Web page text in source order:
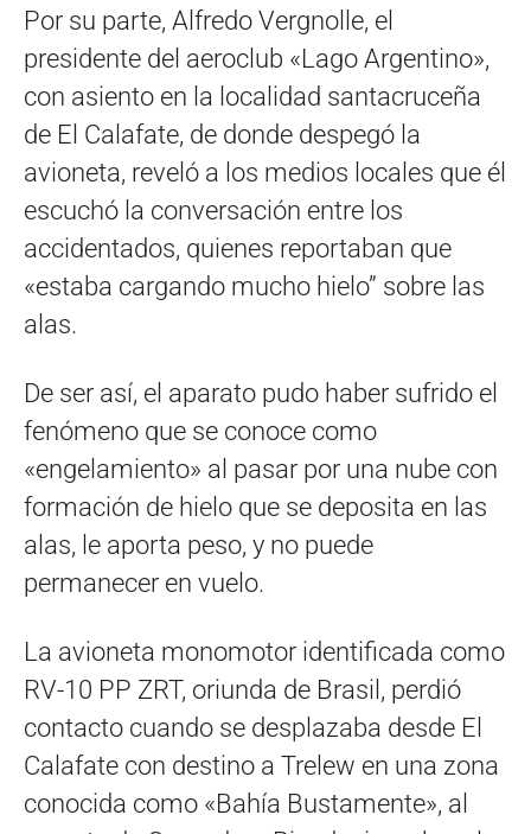
Por su parte, Alfredo Vergnolle, el
presidente del aeroclub «Lago Argentino»,
con asiento en la localidad santacruceña
de El Calafate, de donde despegó la
avioneta, reveló a los medios locales que él
escuchó la conversación entre los
accidentados, quienes reportaban que
«estaba cargando mucho hielo” sobre las
alas.
De ser así, el aparato pudo haber sufrido el
fenómeno que se conoce como
«engelamiento» al pasar por una nube con
formación de hielo que se deposita en las
alas, le aporta peso, y no puede
permanecer en vuelo.
La avioneta monomotor identificada como
RV-10 PP ZRT, oriunda de Brasil, perdió
contacto cuando se desplazaba desde El
Calafate con destino a Trelew en una zona
conocida como «Bahía Bustamente», al